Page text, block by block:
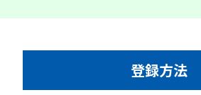
登録方法